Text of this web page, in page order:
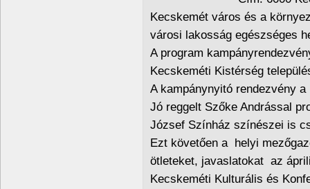
Kecskemét város és a
városi lakosság egészséges
A program
Kecskeméti Kistérség
A kampánynyitó rendezvény
Jó reggelt Szőke Andrással
József Színház színészei is
Ezt követően a helyi
ötleteket, javaslatokat az
Kecskeméti Kulturális és